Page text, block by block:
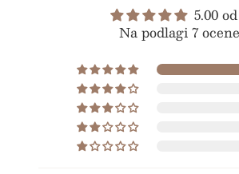
BREZPLAČNA
INOVATIVEN
VAREN,
5.00
Na podlagi 7 ocene